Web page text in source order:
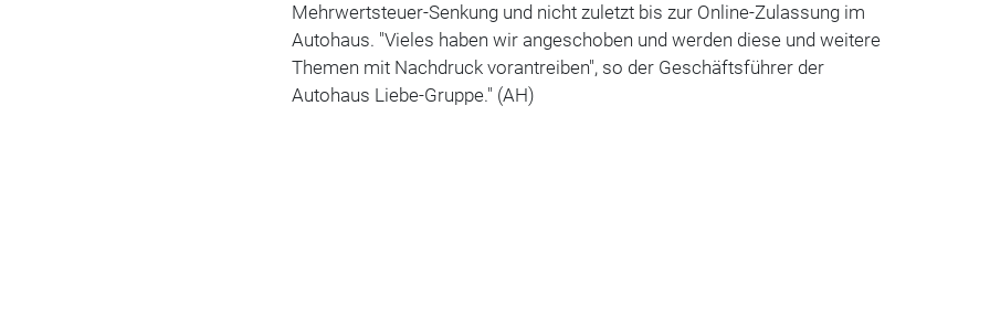
Mehrwertsteuer-Senkung und nicht zuletzt bis zur Online-Zulassung im
Autohaus. "Vieles haben wir angeschoben und werden diese und weitere
Themen mit Nachdruck vorantreiben", so der Geschäftsführer der
Autohaus Liebe-Gruppe." (AH)